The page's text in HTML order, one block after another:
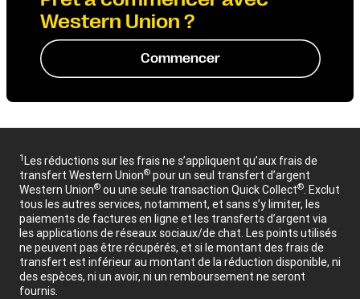
Western Union ?
Commencer
1Les réductions sur les frais ne s’appliquent qu’aux frais de
transfert Western Union® pour un seul transfert d’argent
Western Union® ou une seule transaction Quick Collect®. Exclut
tous les autres services, notamment, et sans s’y limiter, les
paiements de factures en ligne et les transferts d’argent via
les applications de réseaux sociaux/de chat. Les points utilisés
ne peuvent pas être récupérés, et si le montant des frais de
transfert est inférieur au montant de la réduction disponible, ni
des espèces, ni un avoir, ni un remboursement ne seront
fournis.